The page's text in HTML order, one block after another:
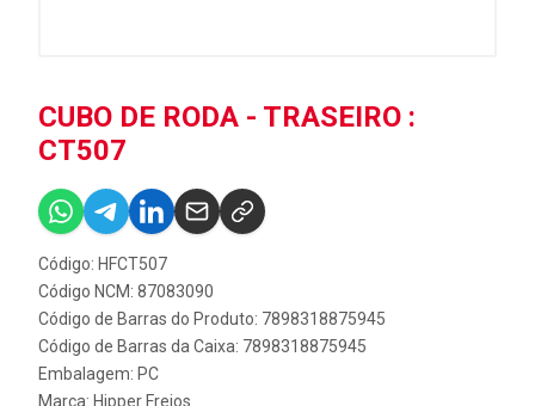
CUBO DE RODA - TRASEIRO :
CT507
Código: HFCT507
Código NCM: 87083090
Código de Barras do Produto: 7898318875945
Código de Barras da Caixa: 7898318875945
Embalagem: PC
Marca: Hipper Freios